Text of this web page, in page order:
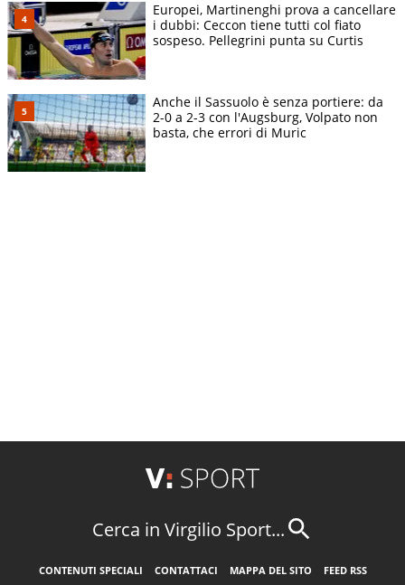
Europei, Martinenghi prova a cancellare
i dubbi: Ceccon tiene tutti col fiato
sospeso. Pellegrini punta su Curtis
Anche il Sassuolo è senza portiere: da
2-0 a 2-3 con l'Augsburg, Volpato non
basta, che errori di Muric
Cerca in Virgilio Sport...
CONTENUTI SPECIALI CONTATTACI MAPPA DEL SITO
FEED RSS